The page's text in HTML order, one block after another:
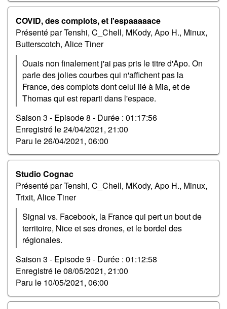
COVID, des complots, et l'espaaaaace
Présenté par Tenshi, C_Chell, MKody, Apo H., Minux,
Butterscotch, Alice Tiner
Ouais non finalement j'ai pas pris le titre d'Apo. On
parle des jolies courbes qui n'affichent pas la
France, des complots dont celui lié à Mia, et de
Thomas qui est reparti dans l'espace.
Saison 3 - Episode 8 - Durée : 01:17:56
Enregistré le24/04/2021, 21:00
Paru le26/04/2021, 06:00
Studio Cognac
Présenté par Tenshi, C_Chell, MKody, Apo H., Minux,
Trixit, Alice Tiner
Signal vs. Facebook, la France qui pert un bout de
territoire, Nice et ses drones, et le bordel des
régionales.
Saison 3 - Episode 9 - Durée : 01:12:58
Enregistré le08/05/2021, 21:00
Paru le 10/05/2021, 06:00